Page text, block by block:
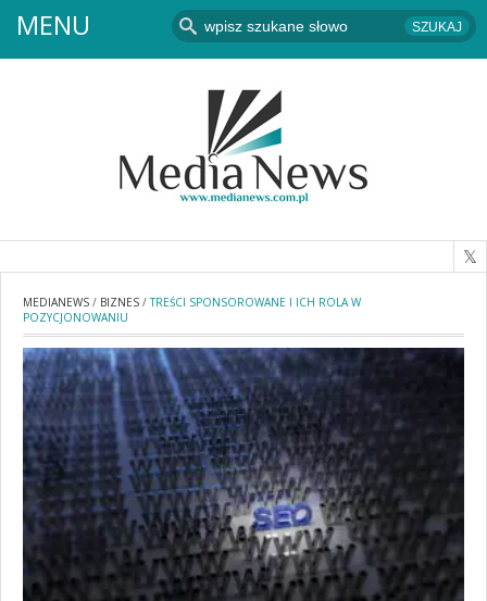
MENU
MEDIANEWS / BIZNES /TREŚCI SPONSOROWANE I ICH ROLA W
POZYCJONOWANIU